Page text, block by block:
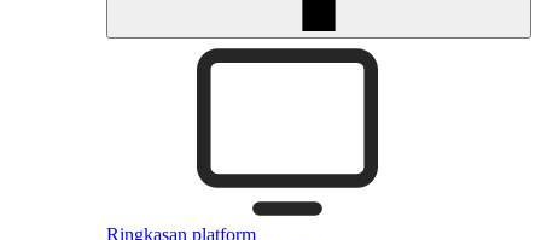
Ringkasan platform